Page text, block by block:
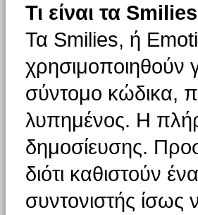
Τι είναι τα
Τα Smilies, ή
χρησιμοποιηθούν
σύντομο κώδικα,
λυπημένος. Η
δημοσίευσης.
διότι καθιστούν
συντονιστής ίσως